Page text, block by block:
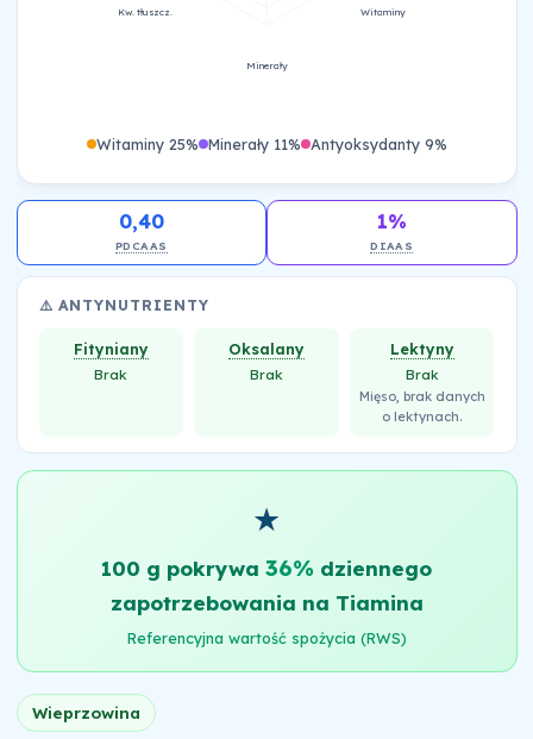
Witaminy
Minerały
Kw. tłuszcz.
Witaminy 25% Minerały 11% Antyoksydanty 9%
0,40
PDCAAS
1%
DIAAS
⚠️ ANTYNUTRIENTY
Fityniany
Brak
Oksalany
Brak
Lektyny
Brak
Mięso, brak danych
o lektynach.
★
100 g pokrywa 36% dziennego
zapotrzebowania na Tiamina
Referencyjna wartość spożycia (RWS)
Wieprzowina